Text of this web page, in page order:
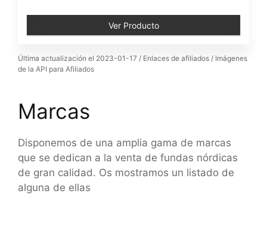
Ver Producto
Última actualización el 2023-01-17 / Enlaces de afiliados / Imágenes
de la API para Afiliados
Marcas
Disponemos de una amplia gama de marcas
que se dedican a la venta de fundas nórdicas
de gran calidad. Os mostramos un listado de
alguna de ellas